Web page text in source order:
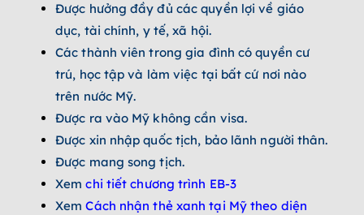
Được hưởng đầy đủ các quyền lợi về giáo
dục, tài chính, y tế, xã hội.
Các thành viên trong gia đình có quyền cư
trú, học tập và làm việc tại bất cứ nơi nào
trên nước Mỹ.
Được ra vào Mỹ không cần visa.
Được xin nhập quốc tịch, bảo lãnh người thân.
Được mang song tịch.
Xemchi tiết chương trình EB-3
XemCách nhận thẻ xanh tại Mỹ theo diện